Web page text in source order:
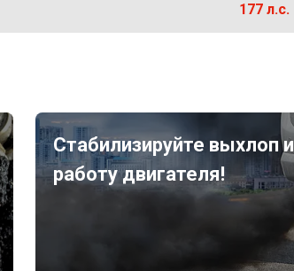
177 л.с.
Стабилизируйте выхлоп и
работу двигателя!